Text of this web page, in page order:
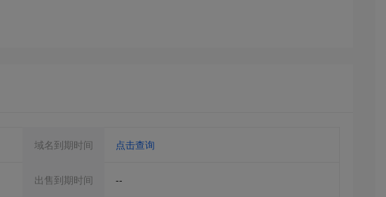
域名到期时间 点击查询
出售到期时间 --